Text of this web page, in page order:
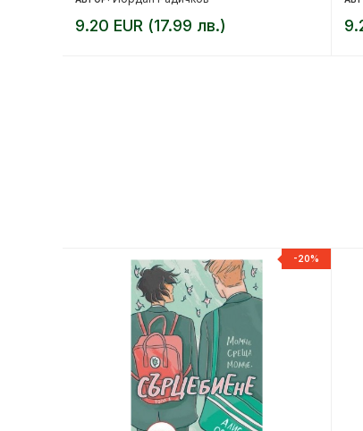
9.20 EUR (17.99 лв.)
-20%